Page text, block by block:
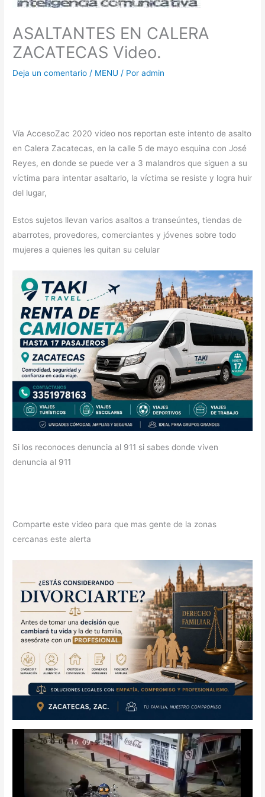
ASALTANTES EN CALERA
ZACATECAS Video.
Deja un comentario / MENU / Poradmin
Vía AccesoZac 2020 video nos reportan este intento de asalto
en Calera Zacatecas, en la calle 5 de mayo esquina con José
Reyes, en donde se puede ver a 3 malandros que siguen a su
víctima para intentar asaltarlo, la víctima se resiste y logra huir
del lugar,
Estos sujetos llevan varios asaltos a transeúntes, tiendas de
abarrotes, provedores, comerciantes y jóvenes sobre todo
mujeres a quienes les quitan su celular
Si los reconoces denuncia al 911 si sabes donde viven
denuncia al 911
Comparte este video para que mas gente de la zonas
cercanas este alerta